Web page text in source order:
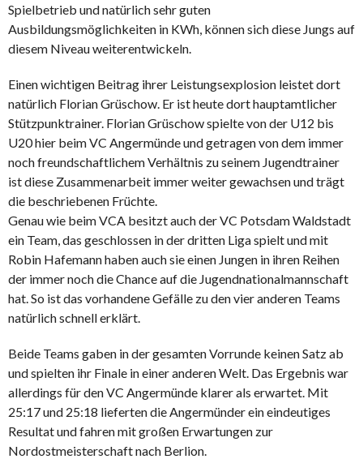
Spielbetrieb und natürlich sehr guten
Ausbildungsmöglichkeiten in KWh, können sich diese Jungs auf
diesem Niveau weiterentwickeln.
Einen wichtigen Beitrag ihrer Leistungsexplosion leistet dort
natürlich Florian Grüschow. Er ist heute dort hauptamtlicher
Stützpunktrainer. Florian Grüschow spielte von der U12 bis
U20 hier beim VC Angermünde und getragen von dem immer
noch freundschaftlichem Verhältnis zu seinem Jugendtrainer
ist diese Zusammenarbeit immer weiter gewachsen und trägt
die beschriebenen Früchte.
Genau wie beim VCA besitzt auch der VC Potsdam Waldstadt
ein Team, das geschlossen in der dritten Liga spielt und mit
Robin Hafemann haben auch sie einen Jungen in ihren Reihen
der immer noch die Chance auf die Jugendnationalmannschaft
hat. So ist das vorhandene Gefälle zu den vier anderen Teams
natürlich schnell erklärt.
Beide Teams gaben in der gesamten Vorrunde keinen Satz ab
und spielten ihr Finale in einer anderen Welt. Das Ergebnis war
allerdings für den VC Angermünde klarer als erwartet. Mit
25:17 und 25:18 lieferten die Angermünder ein eindeutiges
Resultat und fahren mit großen Erwartungen zur
Nordostmeisterschaft nach Berlion.